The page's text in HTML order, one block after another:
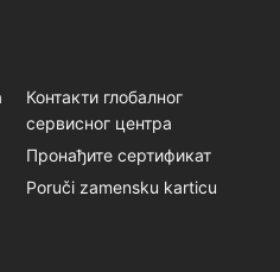
Контакти глобалног
сервисног центра
Пронађите сертификат
Poruči zamensku karticu